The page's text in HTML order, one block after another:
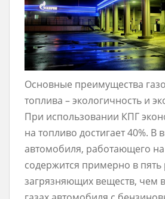
Основные преимущества
топлива – экологичность и
При использовании КПГ
на топливо достигает 40%. В
автомобиля, работающего
содержится примерно в
загрязняющих веществ, чем